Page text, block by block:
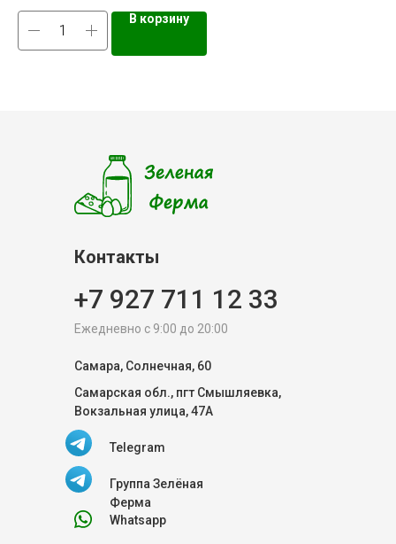
В корзину
Контакты
Ежедневно с 9:00 до 20:00
Самарская обл., пгт Смышляевка,
Вокзальная улица, 47А
Самара, Солнечная, 60
Telegram
Группа Зелёная
Ферма
Whatsapp
+7 927 711 12 33